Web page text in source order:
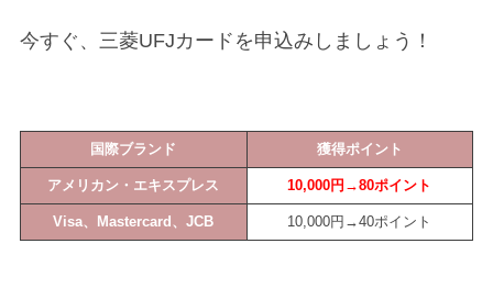
今すぐ、三菱UFJカードを申込みしましょう！
国際ブランド 獲得ポイント
アメリカン・エキスプレス 10,000円→80ポイント
Visa、Mastercard、JCB 10,000円→40ポイント